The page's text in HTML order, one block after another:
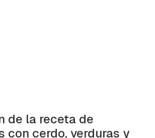
de la receta de
con cerdo, verduras y